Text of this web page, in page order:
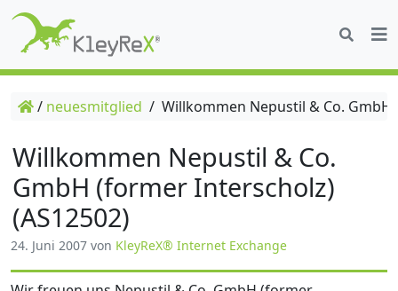
/ neuesmitglied / Willkommen Nepustil & Co.
Willkommen Nepustil & Co.
GmbH (former Interscholz)
(AS12502)
24. Juni 2007 von KleyReX® Internet Exchange